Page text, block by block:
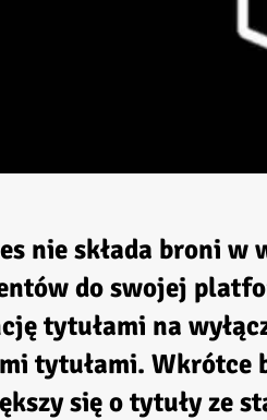
nie składa broni w
do swojej
tytułami na
tytułami. Wkrótce
się o tytuły ze